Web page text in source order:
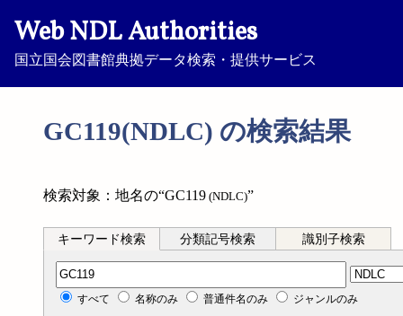
Web NDL Authorities
国立国会図書館典拠データ検索・提供サービス
GC119(NDLC) の検索結果
検索対象：地名の“GC119 (NDLC)”
キーワード検索 分類記号検索 識別子検索
分類記号検索
すべて 名称のみ 普通件名のみ ジャンルのみ